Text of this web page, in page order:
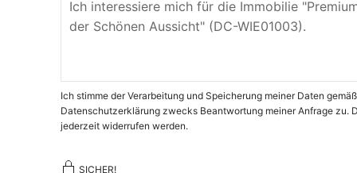
Ich stimme der Verarbeitung und Speicherung meiner Daten
Datenschutzerklärung zwecks Beantwortung meiner Anfrage zu.
jederzeit widerrufen werden.
SICHER!